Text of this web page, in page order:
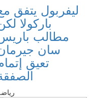
ليفربول يتفق
باركولا
مطالب
سان
تعيق